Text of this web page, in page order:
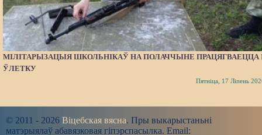
МІЛІТАРЫЗАЦЫЯ ШКОЛЬНІКАЎ НА ПОЛАЧЧЫНЕ ПРАЦЯГВАЕЦЦА
ЎЛЕТКУ
Пятніца, 17 Ліпень
© 2011 - 2026 Віцебская вясна. Пры выкарыстаньні
матэрыялаў абавязковая гіпэрспасылка. Email: